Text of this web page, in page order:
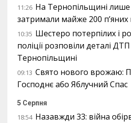
11:26 На Тернопільщині лише
затримали майже 200 п’яних
10:35 Шестеро потерпілих і
поліції розповіли деталі
Тернопільщині
09:13 Свято нового врожаю:
Господнє або Яблучний Спас
5 Серпня
18:54 Назавжди 33: війна